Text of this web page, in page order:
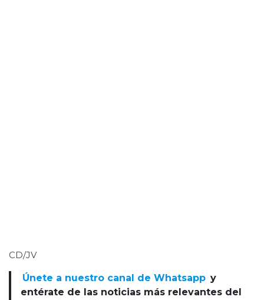
CD/JV
Únete a nuestro canal de Whatsapp y
entérate de las noticias más relevantes del